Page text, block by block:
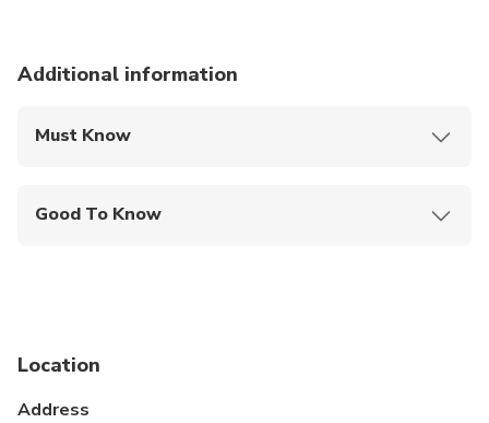
Additional information
Must Know
Good To Know
Location
Address